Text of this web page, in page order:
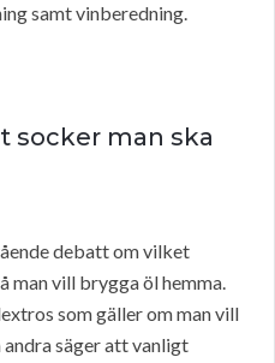
samt vinberedning.
socker man ska
debatt om vilket
man vill brygga öl hemma.
som gäller om man vill
säger att vanligt